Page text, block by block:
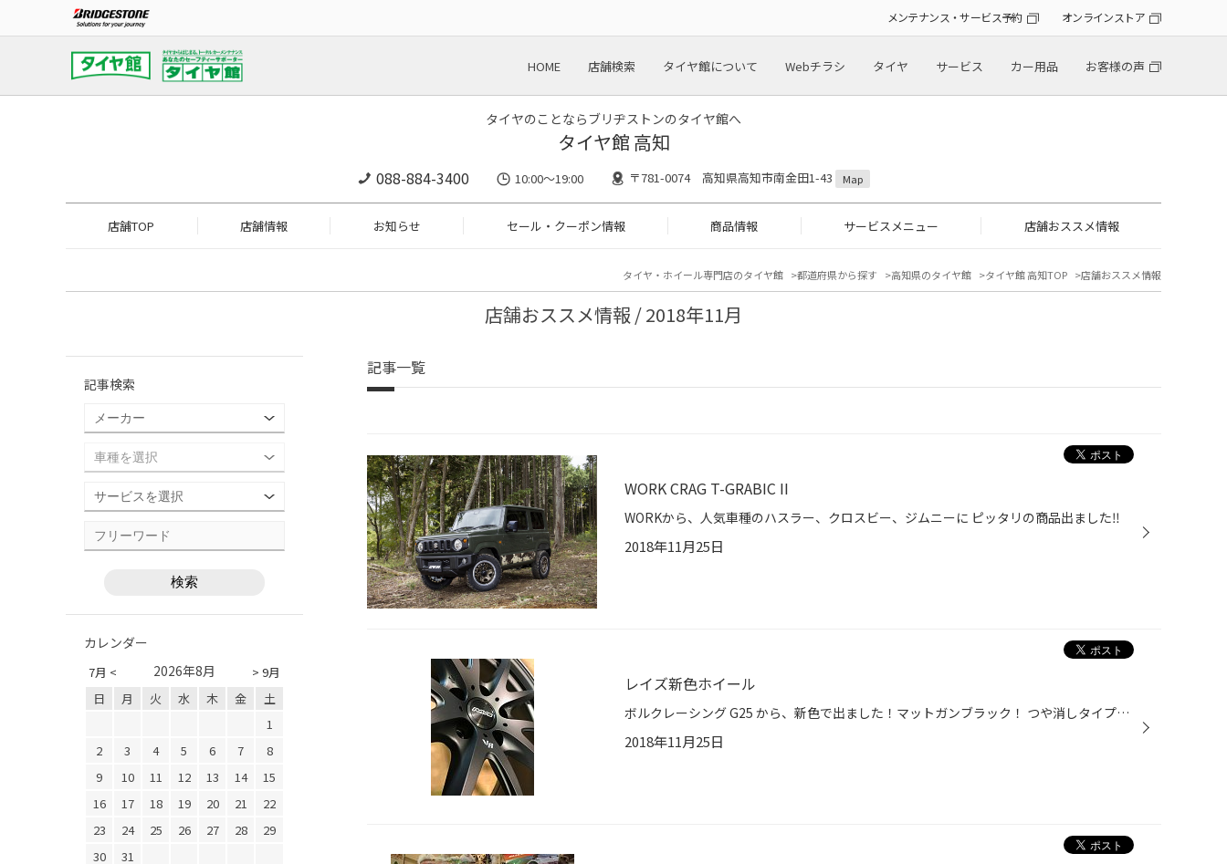
メンテナンス・サービス予約 オンラインストア
HOME 店舗検索 タイヤ館について Webチラシ タイヤ サービス カー用品 お客様の声
タイヤのことならブリヂストンのタイヤ館へ
タイヤ館 高知
088-884-3400 10:00〜19:00 〒781-0074 高知県高知市南金田1-43 Map
店舗TOP 店舗情報 お知らせ セール・クーポン情報 商品情報 サービスメニュー 店舗おススメ情報
タイヤ・ホイール専門店のタイヤ館 都道府県から探す 高知県のタイヤ館 タイヤ館 高知TOP 店舗おススメ情報
店舗おススメ情報 / 2018年11月
記事一覧
WORK CRAG T-GRABIC II
WORKから、人気車種のハスラー、クロスビー、ジムニーに ピッタリの商品出ました‼️
2018年11月25日
レイズ新色ホイール
ボルクレーシング G25 から、新色で出ました！マットガンブラック！ つや消しタイプなので、足元が、凄くかっこよく引き締まります！
2018年11月25日
記事検索
カレンダー
7月 < > 9月
2026年8月
日 月 火 水 木 金
土
1
2
3 4 5 6 7
8
9
10 11 12 13 14
15
16
17 18 19 20 21
22
23
24 25 26 27 28
29
30
31